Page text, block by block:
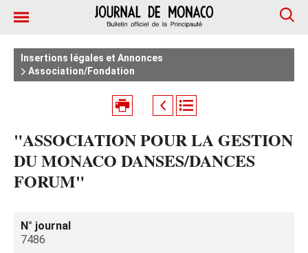
Insertions légales et Annonces
Association/Fondation
"ASSOCIATION POUR LA GESTION
DU MONACO DANSES/DANCES
FORUM"
N° journal
7486